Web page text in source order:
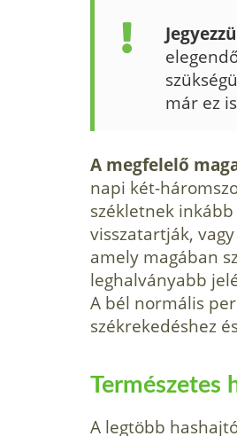
már ez
A megfelelő
napi két-
székletnek
visszatartják,
amely magában
leghalványabb
A bél normális
székrekedéshez
Természetes
A legtöbb